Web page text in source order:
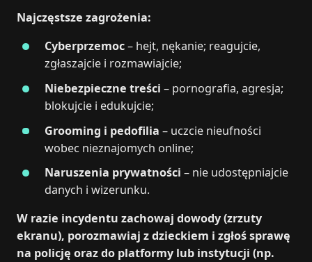
Najczęstsze zagrożenia:
Cyberprzemoc– hejt, nękanie; reagujcie,
zgłaszajcie i rozmawiajcie;
Niebezpieczne treści – pornografia, agresja;
blokujcie i edukujcie;
Grooming i pedofilia – uczcie nieufności
wobec nieznajomych online;
Naruszenia prywatności – nie udostępniajcie
danych i wizerunku.
W razie incydentu zachowaj dowody (zrzuty
ekranu), porozmawiaj z dzieckiem i zgłoś sprawę
na policję oraz do platformy lub instytucji (np.